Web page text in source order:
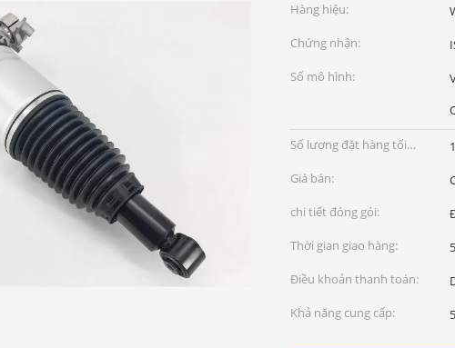
Hàng hiệu:
Chứng nhận:
Số mô hình:
Số lượng đặt hàng tối
thiểu:
Giá bán:
chi tiết đóng gói:
Thời gian giao hàng:
Điều khoản thanh toán:
Khả năng cung cấp: